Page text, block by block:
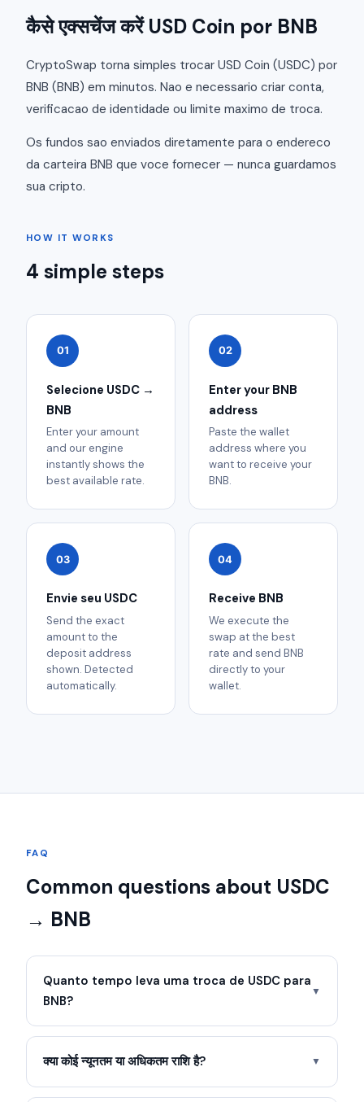
कैसे एक्सचेंज करें USD Coin por BNB
CryptoSwap torna simples trocar USD Coin (USDC) por
BNB (BNB) em minutos. Nao e necessario criar conta,
verificacao de identidade ou limite maximo de troca.
Os fundos sao enviados diretamente para o endereco
da carteira BNB que voce fornecer — nunca guardamos
sua cripto.
HOW IT WORKS
4 simple steps
01
Selecione USDC →
BNB
Enter your amount
and our engine
instantly shows the
best available rate.
02
Enter your BNB
address
Paste the wallet
address where you
want to receive your
BNB.
03
Envie seu USDC
Send the exact
amount to the
deposit address
shown. Detected
automatically.
04
Receive BNB
We execute the
swap at the best
rate and send BNB
directly to your
wallet.
FAQ
Common questions about USDC
→ BNB
Quanto tempo leva uma troca de USDC para
BNB?
▼
क्या कोई न्यूनतम या अधिकतम राशि है? ▼